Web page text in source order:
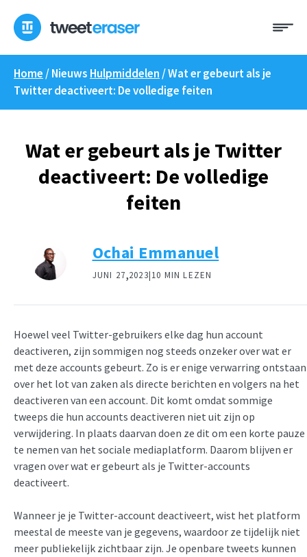
naar
inhoud
Home / Nieuws Hulpmiddelen /Wat er gebeurt als je
Twitter deactiveert: De volledige feiten
Wat er gebeurt als je Twitter
deactiveert: De volledige
feiten
Ochai Emmanuel
JUNI 27,2023|10 MIN LEZEN
Hoewel veel Twitter-gebruikers elke dag hun account
deactiveren, zijn sommigen nog steeds onzeker over wat er
met deze accounts gebeurt. Zo is er enige verwarring ontstaan
over het lot van zaken als directe berichten en volgers na het
deactiveren van een account. Dit komt omdat sommige
tweeps die hun accounts deactiveren niet uit zijn op
verwijdering. In plaats daarvan doen ze dit om een korte pauze
te nemen van het sociale mediaplatform. Daarom blijven er
vragen over wat er gebeurt als je Twitter-accounts
deactiveert.
Wanneer je je Twitter-account deactiveert, wist het platform
meestal de meeste van je gegevens, waardoor ze tijdelijk niet
meer publiekelijk zichtbaar zijn. Je openbare tweets kunnen